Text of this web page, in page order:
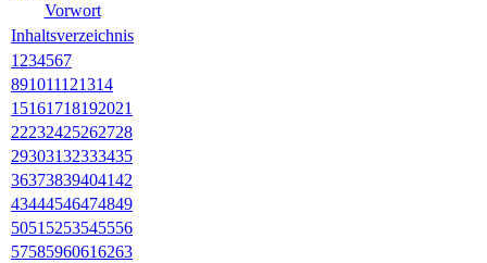
Vorwort
Inhaltsverzeichnis
1 234567
891011121314
15161718192021
22232425262728
29303132333435
36373839404142
43444546474849
5051 5253545556
57585960616263